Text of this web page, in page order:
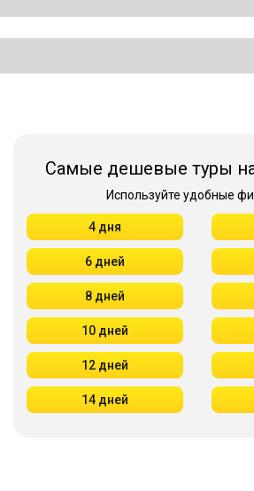
Самые дешевые туры
Используйте удобные
4 дня
6 дней
8 дней
10 дней
12 дней
14 дней